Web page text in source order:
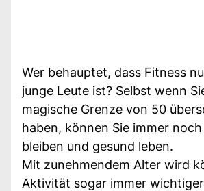
Wer behauptet, dass Fitness
junge Leute ist? Selbst wenn
magische Grenze von 50
haben, können Sie immer
bleiben und gesund leben.
Mit zunehmendem Alter wird
Aktivität sogar immer